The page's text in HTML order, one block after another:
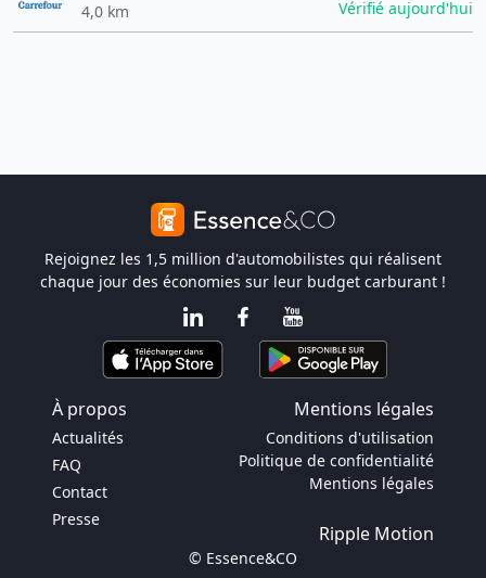
4,0 km
Vérifié aujourd'hui
Rejoignez les 1,5 million d'automobilistes qui réalisent
chaque jour des économies sur leur budget carburant !
À propos Mentions légales
Actualités
FAQ
Contact
Presse
Conditions d'utilisation
Politique de confidentialité
Mentions légales
Ripple Motion
© Essence&CO